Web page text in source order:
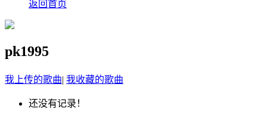
返回首页
pk1995
我上传的歌曲| 我收藏的歌曲
还没有记录！